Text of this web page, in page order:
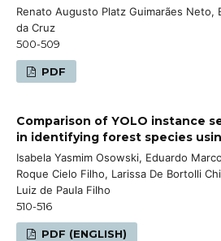
Renato Augusto Platz Guimarães Neto,
da Cruz
500-509
PDF
Comparison of YOLO instance
in identifying forest species
Isabela Yasmim Osowski, Eduardo
Roque Cielo Filho, Larissa De Bortolli
Luiz de Paula Filho
510-516
PDF (ENGLISH)